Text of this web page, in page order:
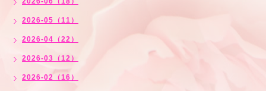
2026-05（11）
2026-04（22）
2026-03（12）
2026-02（16）